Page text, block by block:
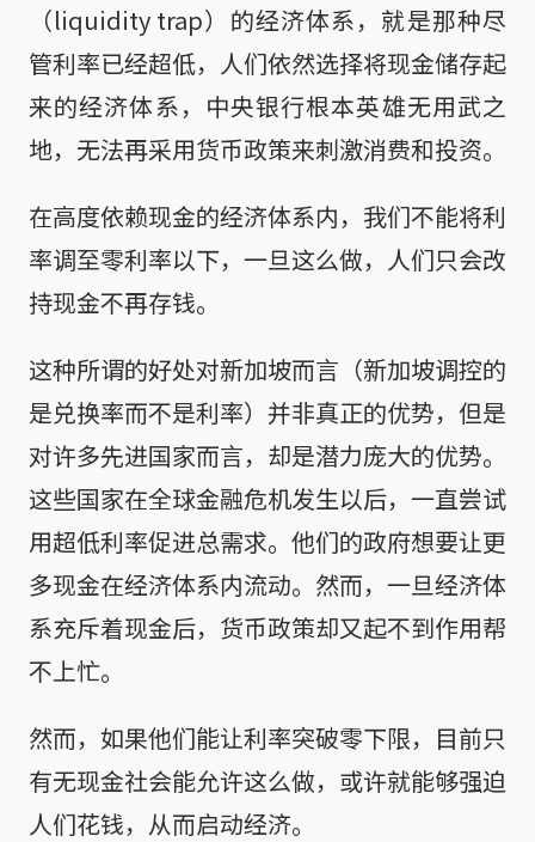
（liquidity trap）的经济体系，就是那种尽
管利率已经超低，人们依然选择将现金储存起
来的经济体系，中央银行根本英雄无用武之
地，无法再采用货币政策来刺激消费和投资。
在高度依赖现金的经济体系内，我们不能将利
率调至零利率以下，一旦这么做，人们只会改
持现金不再存钱。
这种所谓的好处对新加坡而言（新加坡调控的
是兑换率而不是利率）并非真正的优势，但是
对许多先进国家而言，却是潜力庞大的优势。
这些国家在全球金融危机发生以后，一直尝试
用超低利率促进总需求。他们的政府想要让更
多现金在经济体系内流动。然而，一旦经济体
系充斥着现金后，货币政策却又起不到作用帮
不上忙。
然而，如果他们能让利率突破零下限，目前只
有无现金社会能允许这么做，或许就能够强迫
人们花钱，从而启动经济。